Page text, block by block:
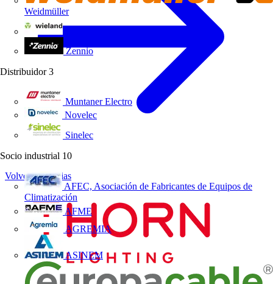
Weidmüller
Zennio
Distribuidor 3
Muntaner Electro
Novelec
Sinelec
Socio industrial 10
AFEC, Asociación de Fabricantes de Equipos de
Climatización
AFME
AGREMIA
ASINEM
Volver a Noticias